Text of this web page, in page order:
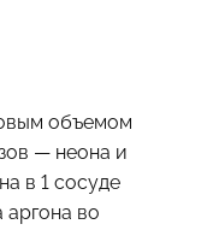
объемом
— неона и
в 1 сосуде
аргона во